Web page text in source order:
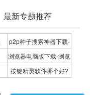
最新专题推荐
p2p种子搜索神器下载-
P2P种子搜索神器专题
浏览器电脑版下载-浏览
器下载合集
按键精灵软件哪个好?